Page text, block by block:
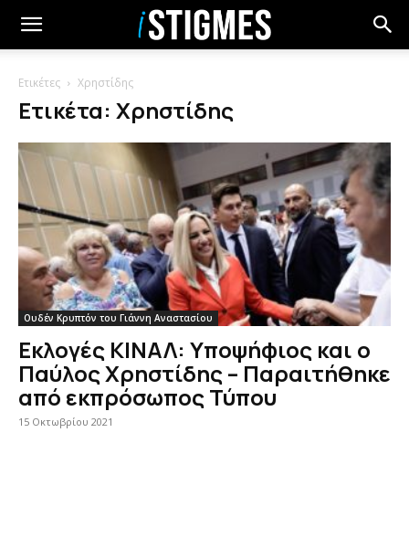
Ετικέτες Χρηστίδης
Ετικέτα: Χρηστίδης
Ουδέν Κρυπτόν του Γιάννη Αναστασίου
Εκλογές ΚΙΝΑΛ: Υποψήφιος και ο
Παύλος Χρηστίδης – Παραιτήθηκε
από εκπρόσωπος Τύπου
15 Οκτωβρίου 2021